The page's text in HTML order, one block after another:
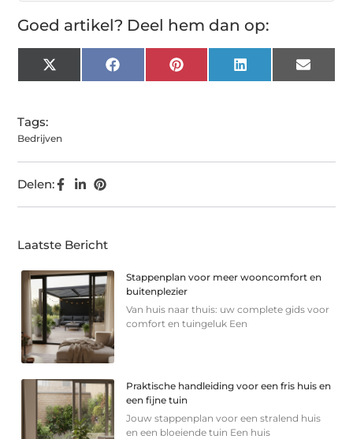
Goed artikel? Deel hem dan op:
X
(Twitter)
Facebook Pinterest LinkedIn Email
Tags:
Bedrijven
Delen:
Laatste Bericht
Stappenplan voor meer wooncomfort en
buitenplezier
Van huis naar thuis: uw complete gids voor
comfort en tuingeluk Een
Praktische handleiding voor een fris huis en
een fijne tuin
Jouw stappenplan voor een stralend huis
en een bloeiende tuin Een huis